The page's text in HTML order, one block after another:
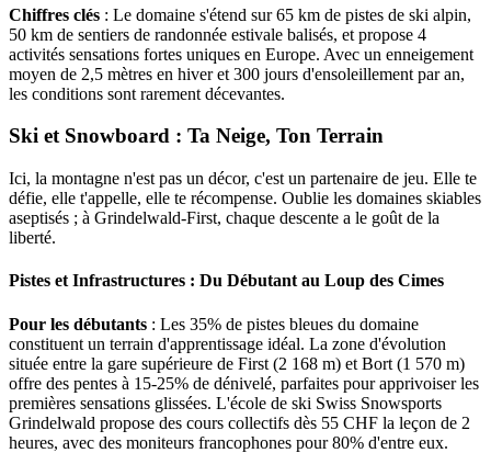
Chiffres clés : Le domaine s'étend sur 65 km de pistes de ski alpin,
50 km de sentiers de randonnée estivale balisés, et propose 4
activités sensations fortes uniques en Europe. Avec un enneigement
moyen de 2,5 mètres en hiver et 300 jours d'ensoleillement par an,
les conditions sont rarement décevantes.
Ski et Snowboard : Ta Neige, Ton Terrain
Ici, la montagne n'est pas un décor, c'est un partenaire de jeu. Elle te
défie, elle t'appelle, elle te récompense. Oublie les domaines skiables
aseptisés ; à Grindelwald-First, chaque descente a le goût de la
liberté.
Pistes et Infrastructures : Du Débutant au Loup des Cimes
Pour les débutants : Les 35% de pistes bleues du domaine
constituent un terrain d'apprentissage idéal. La zone d'évolution
située entre la gare supérieure de First (2 168 m) et Bort (1 570 m)
offre des pentes à 15-25% de dénivelé, parfaites pour apprivoiser les
premières sensations glissées. L'école de ski Swiss Snowsports
Grindelwald propose des cours collectifs dès 55 CHF la leçon de 2
heures, avec des moniteurs francophones pour 80% d'entre eux.